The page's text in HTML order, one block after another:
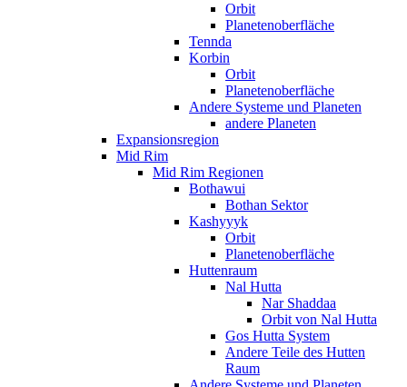
Orbit
Planetenoberfläche
Tennda
Korbin
Orbit
Planetenoberfläche
Andere Systeme und Planeten
andere Planeten
Expansionsregion
Mid Rim
Mid Rim Regionen
Bothawui
Bothan Sektor
Kashyyyk
Orbit
Planetenoberfläche
Huttenraum
Nal Hutta
Nar Shaddaa
Orbit von Nal Hutta
Gos Hutta System
Andere Teile des Hutten
Raum